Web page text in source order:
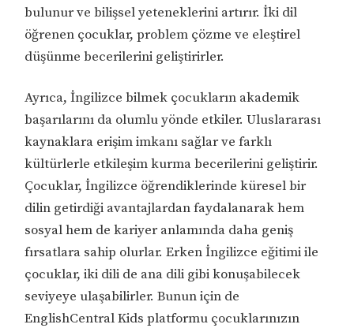
bulunur ve bilişsel yeteneklerini artırır. İki dil
öğrenen çocuklar, problem çözme ve eleştirel
düşünme becerilerini geliştirirler.
Ayrıca, İngilizce bilmek çocukların akademik
başarılarını da olumlu yönde etkiler. Uluslararası
kaynaklara erişim imkanı sağlar ve farklı
kültürlerle etkileşim kurma becerilerini geliştirir.
Çocuklar, İngilizce öğrendiklerinde küresel bir
dilin getirdiği avantajlardan faydalanarak hem
sosyal hem de kariyer anlamında daha geniş
fırsatlara sahip olurlar. Erken İngilizce eğitimi ile
çocuklar, iki dili de ana dili gibi konuşabilecek
seviyeye ulaşabilirler. Bunun için de
EnglishCentral Kids platformu çocuklarınızın